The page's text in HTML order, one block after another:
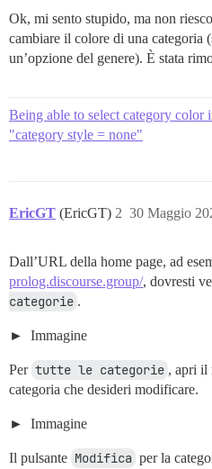
Ok, mi sento stupido, ma non
cambiare il colore di una categoria
un’opzione del genere). È stata
Being able to select category color
"category style = none"
EricGT (EricGT) 30 Maggio
2
Dall’URL della home page, ad
prolog.discourse.group/, dovresti
categorie .
Immagine
Per tutte le categorie , apri il
categoria che desideri modificare.
Immagine
Il pulsante Modifica per la